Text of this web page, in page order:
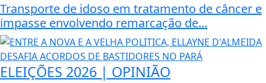
Transporte de idoso em tratamento de câncer e
impasse envolvendo remarcação de...
ELEIÇÕES 2026 | OPINIÃO